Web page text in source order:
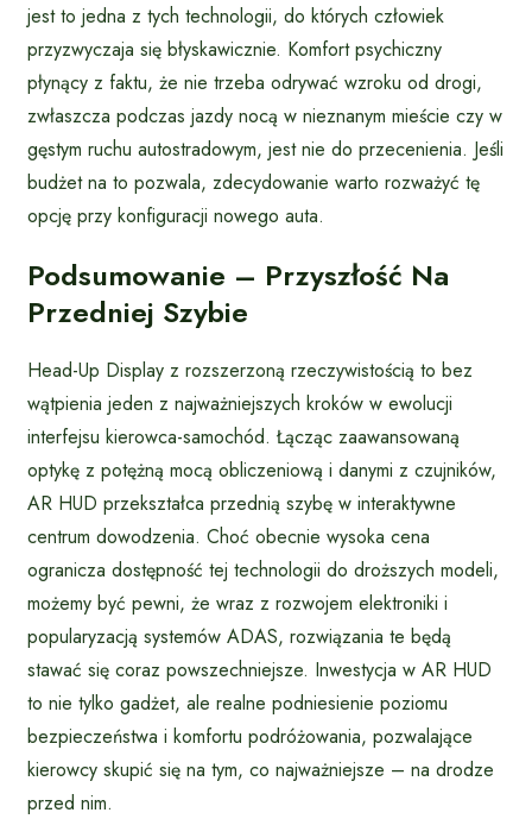
jest to jedna z tych technologii, do których człowiek
przyzwyczaja się błyskawicznie. Komfort psychiczny
płynący z faktu, że nie trzeba odrywać wzroku od drogi,
zwłaszcza podczas jazdy nocą w nieznanym mieście czy w
gęstym ruchu autostradowym, jest nie do przecenienia. Jeśli
budżet na to pozwala, zdecydowanie warto rozważyć tę
opcję przy konfiguracji nowego auta.
Podsumowanie – Przyszłość Na
Przedniej Szybie
Head-Up Display z rozszerzoną rzeczywistością to bez
wątpienia jeden z najważniejszych kroków w ewolucji
interfejsu kierowca-samochód. Łącząc zaawansowaną
optykę z potężną mocą obliczeniową i danymi z czujników,
AR HUD przekształca przednią szybę w interaktywne
centrum dowodzenia. Choć obecnie wysoka cena
ogranicza dostępność tej technologii do droższych modeli,
możemy być pewni, że wraz z rozwojem elektroniki i
popularyzacją systemów ADAS, rozwiązania te będą
stawać się coraz powszechniejsze. Inwestycja w AR HUD
to nie tylko gadżet, ale realne podniesienie poziomu
bezpieczeństwa i komfortu podróżowania, pozwalające
kierowcy skupić się na tym, co najważniejsze – na drodze
przed nim.